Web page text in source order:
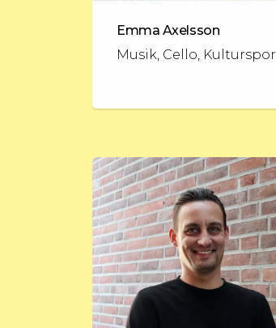
Emma Axelsson
Musik, Cello, Kulturspor